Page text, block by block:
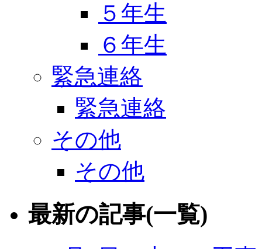
５年生
６年生
緊急連絡
緊急連絡
その他
その他
最新の記事(一覧)